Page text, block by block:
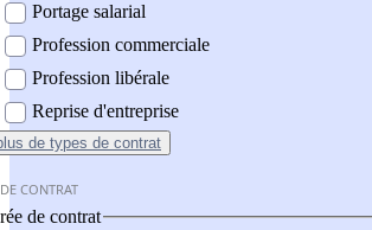
Portage salarial
Profession commerciale
Profession libérale
Reprise d'entreprise
de types de contrat
CONTRAT
de contrat